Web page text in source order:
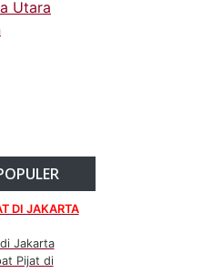
Utara
DI JAKARTA
Jakarta
Pijat di